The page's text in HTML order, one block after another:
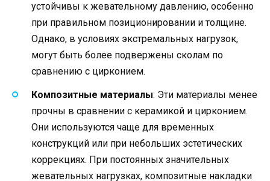
устойчивы к жевательному давлению, особенно
при правильном позиционировании и толщине.
Однако, в условиях экстремальных нагрузок,
могут быть более подвержены сколам по
сравнению с цирконием.
Композитные материалы: Эти материалы менее
прочны в сравнении с керамикой и цирконием.
Они используются чаще для временных
конструкций или при небольших эстетических
коррекциях. При постоянных значительных
жевательных нагрузках, композитные накладки